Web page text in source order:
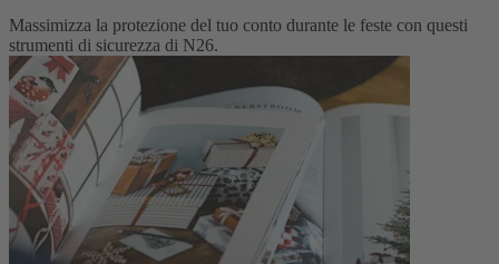
Massimizza la protezione del tuo conto durante le feste con questi
strumenti di sicurezza di N26.